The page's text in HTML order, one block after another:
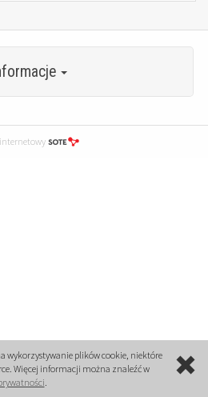
wykorzystywanie plików cookie, niektóre
Więcej informacji można znaleźć w
.